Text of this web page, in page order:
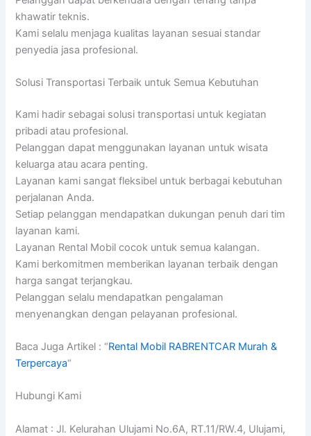
khawatir teknis.
Kami selalu menjaga kualitas layanan sesuai standar
penyedia jasa profesional.
Solusi Transportasi Terbaik untuk Semua Kebutuhan
Kami hadir sebagai solusi transportasi untuk kegiatan
pribadi atau profesional.
Pelanggan dapat menggunakan layanan untuk wisata
keluarga atau acara penting.
Layanan kami sangat fleksibel untuk berbagai kebutuhan
perjalanan Anda.
Setiap pelanggan mendapatkan dukungan penuh dari tim
layanan kami.
Layanan Rental Mobil cocok untuk semua kalangan.
Kami berkomitmen memberikan layanan terbaik dengan
harga sangat terjangkau.
Pelanggan selalu mendapatkan pengalaman
menyenangkan dengan pelayanan profesional.
Baca Juga Artikel : “Rental Mobil RABRENTCAR Murah &
Terpercaya“
Hubungi Kami
Alamat : Jl. Kelurahan Ulujami No.6A, RT.11/RW.4, Ulujami,